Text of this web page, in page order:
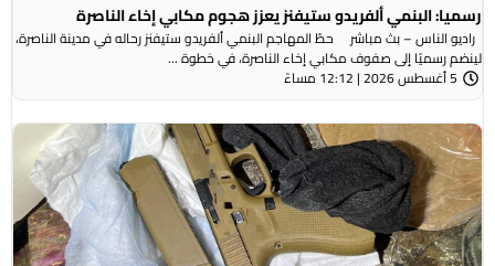
رسميا: البنمي ألفريدو ستيفنز يعزز هجوم مكابي إخاء الناصرة
راديو الناس – بث مباشر حطّ المهاجم البنمي ألفريدو ستيفنز رحاله في مدينة الناصرة،
لينضم رسميًا إلى صفوف مكابي إخاء الناصرة، في خطوة ...
5 أغسطس 2026 | 12:12 مساءً